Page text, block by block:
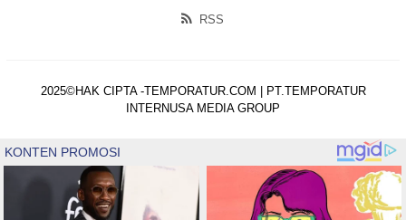
RSS
2025©HAK CIPTA -TEMPORATUR.COM | PT.TEMPORATUR
INTERNUSA MEDIA GROUP